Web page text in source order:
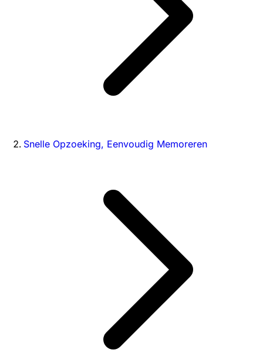
Snelle Opzoeking, Eenvoudig Memoreren